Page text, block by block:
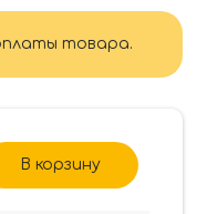
товара.
В корзину